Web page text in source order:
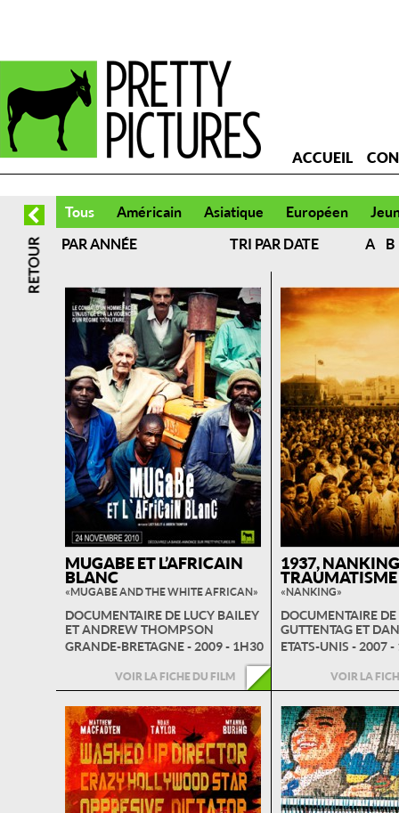
ACCUEIL
Tous Américain Asiatique Européen
PAR ANNÉE
TRI PAR DATE A B
MUGABE ET L’AFRICAIN
BLANC
« MUGABE AND THE WHITE AFRICAN »
DOCUMENTAIRE DE LUCY BAILEY
ET ANDREW THOMPSON
GRANDE-BRETAGNE - 2009 - 1H30
VOIR LA FICHE DU FILM
1937,
« NANKING »
DOCUMENTAIRE DE
GUTTENTAG ET
ETATS-UNIS - 2007
VOIR LA